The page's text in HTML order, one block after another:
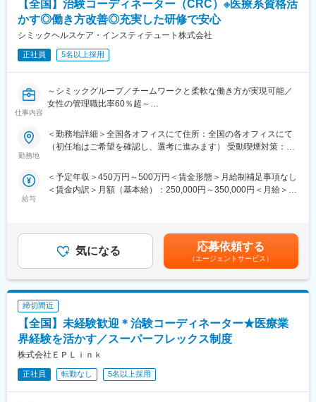
ります。日本の三大疾病の筆頭として治験薬や治療法が開発され
るがん分野においては、治験実施には高度な専門知識が求められ
るため、専門教育をうけたCRCを育成しており、難易度が高い試
験にも対応できるサポート体制を敷いています。
■教育研修制度充実：集合研修、外部研修、OJT はもちろん、がん
や精神疾患など領域別の研修やeラーニングも導入し、充実した体
制を整えています。また認定CRCの資格取得も奨励しており、有
資格者はCRCの半数に達しています。
■フレキシブルに働きやすい環境が整っています
・全国約6,900施設のネットワークを持つため、ご自宅近くや家族
・スーパーフレックス制度があり、ワークライフバランスの実現
を支援しています。／リフレッシュ休暇（8月1日に5日間付与）
では90名。
・経験豊富な社員に相談できる職場の相談窓口あり。
・女性管理職55％（日本平均12％）と女性が長く働きやすい環境
変更の範囲：会社の定める業務
【全国】治験コーディネーター（CRC）※医療系資格活
かす◎働き方改善◎充実した研修で安心
シミックヘルスケア・インスティテュート株式会社
正社員 5名以上採用
仕事内容
～シミックグループ／チームワークと柔軟な働き方が実現可能／
女性の管理職比率60％超～
や私たちのQOLを向上させるべく、新しい治療法を開発する必要
があります。今回はそのための治験を実施する際の患者さんおよ
・治験被験者である患者さんへの内容説明補助、ケア／相談
・治験担当医師の補助
■やりがい：CRCは疾病を抱えた患者さんやそれを治療しようと
奮闘する医師やスタッフなど携わる相手が多いです。現在治療法
がなく苦しんでいる患者さんに対して薬を届けられたり、最前線
で治療にあたる医師やスタッフのサポートを行え、治験が無事に
終了すれば喜びはひとしおです。
■同社の教育体制：同社は同業他社からの転職だけでなく、看護師
など未経験で転職してくる方も多いです。そのため教育体制が充
実しています。入社は原則偶数月と決まっており、同期入社者と
ともに2週間弱本社にて集合研修を行います。会社のことや業務を
遂行する上で必要な法令から実務まで座学中心でロープレを交え
ながら学んでいきます。その後、各拠点に配属され先輩社員から
業務を引継ぎながらOJT担当者とともに医療機関へ同行するな
勤務地
＜勤務地詳細＞全国各オフィスにて住所：全国の各オフィスにて
（初任地はご希望を確認し、選考に進みます） 受動喫煙対策：そ
業所
給与
＜予定年収＞450万円～500万円＜賃金形態＞月給制補足事項なし
＜賃金内訳＞月額（基本給）：250,000円～350,000円＜月給＞
気になる 応募依頼する
（エージェントサービス）
締切間近
【全国】未経験歓迎＊治験コーディネーター★医療業
界経験を活かす／スーパーフレックス制度
株式会社ＥＰＬｉｎｋ
正社員 転勤なし 5名以上採用